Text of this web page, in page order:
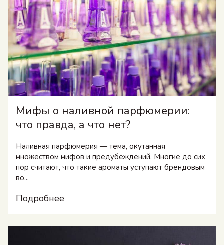
Мифы о наливной парфюмерии:
что правда, а что нет?
Наливная парфюмерия — тема, окутанная
множеством мифов и предубеждений. Многие до сих
пор считают, что такие ароматы уступают брендовым
во...
Подробнее